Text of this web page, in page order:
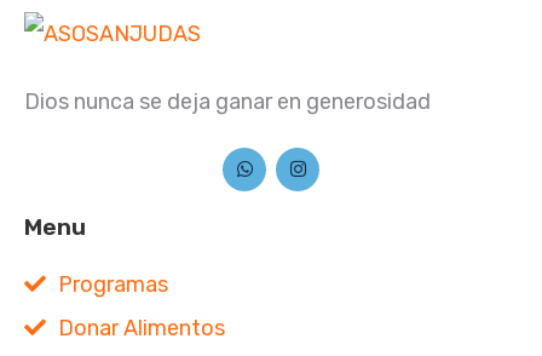
Dios nunca se deja ganar en generosidad
Menu
Programas
Donar Alimentos